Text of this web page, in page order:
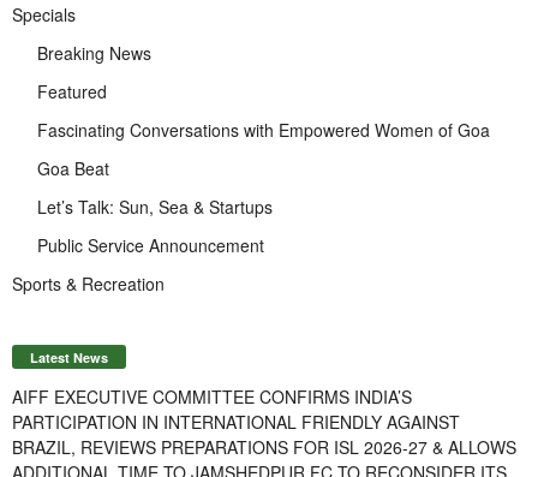
Specials
Breaking News
Featured
Fascinating Conversations with Empowered Women of Goa
Goa Beat
Let’s Talk: Sun, Sea & Startups
Public Service Announcement
Sports & Recreation
Latest News
AIFF EXECUTIVE COMMITTEE CONFIRMS INDIA’S
PARTICIPATION IN INTERNATIONAL FRIENDLY AGAINST
BRAZIL, REVIEWS PREPARATIONS FOR ISL 2026-27 & ALLOWS
ADDITIONAL TIME TO JAMSHEDPUR FC TO RECONSIDER ITS